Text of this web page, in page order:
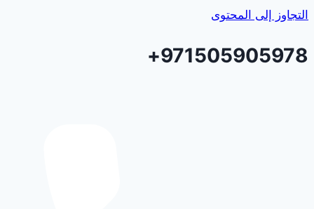
التجاوز إلى المحتوى
971505905978+